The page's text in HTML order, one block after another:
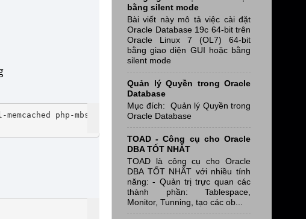
php-mbs
bằng silent mode
Bài viết này mô tả việc cài đặt
Oracle Database 19c 64-bit trên
Oracle Linux 7 (OL7) 64-bit
bằng giao diện GUI hoặc bằng
silent mode
Quản lý Quyền trong Oracle
Database
Mục đích: Quản lý Quyền trong
Oracle Database
TOAD - Công cụ cho Oracle
DBA TỐT NHẤT
TOAD là công cụ cho Oracle
DBA TỐT NHẤT với nhiều tính
năng: - Quản trị trực quan các
thành phần: Tablespace,
Monitor, Tunning, tạo các ob...